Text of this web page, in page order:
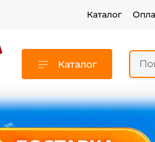
Каталог
Каталог